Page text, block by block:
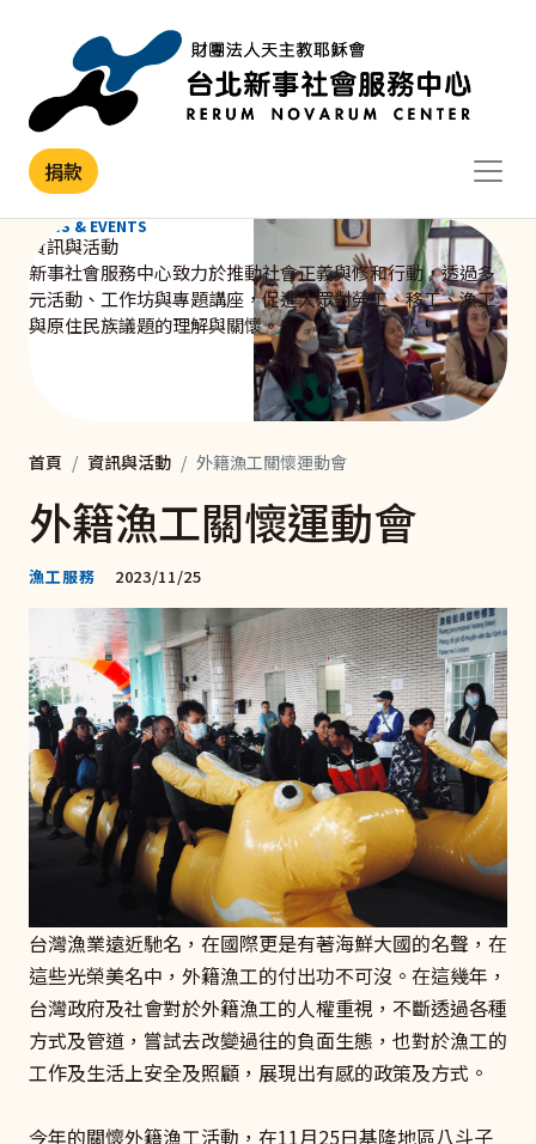
捐款
NEWS & EVENTS
資訊與活動
新事社會服務中心致力於推動社會正義與修和行動，透過多
元活動、工作坊與專題講座，促進大眾對勞工、移工、漁工
與原住民族議題的理解與關懷。
首頁 資訊與活動 外籍漁工關懷運動會
外籍漁工關懷運動會
漁工服務 2023/11/25
台灣漁業遠近馳名，在國際更是有著海鮮大國的名聲，在
這些光榮美名中，外籍漁工的付出功不可沒。在這幾年，
台灣政府及社會對於外籍漁工的人權重視，不斷透過各種
方式及管道，嘗試去改變過往的負面生態，也對於漁工的
工作及生活上安全及照顧，展現出有感的政策及方式。
今年的關懷外籍漁工活動，在11月25日基隆地區八斗子